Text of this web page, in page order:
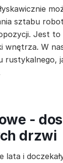
sztabu
Jest
wnętrza. W
rustykalnego,
-
drzwi
lata i